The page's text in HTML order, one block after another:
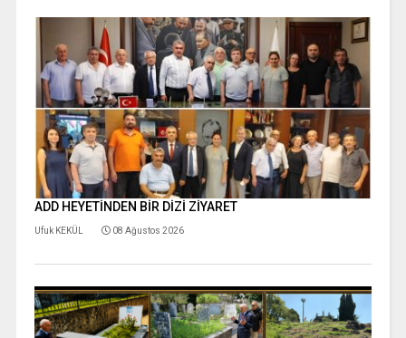
ADD HEYETİNDEN BİR DİZİ ZİYARET
Ufuk KEKÜL 08 Ağustos 2026